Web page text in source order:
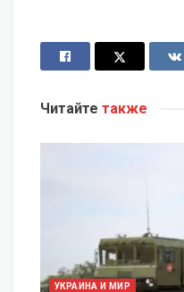
Читайте также
УКРАИНА И МИР